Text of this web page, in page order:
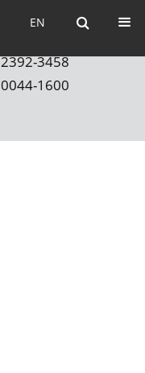
EN EN
PL
2392-3458
0044-1600